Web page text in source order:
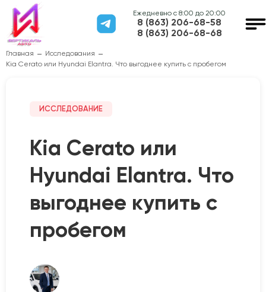
Ежедневно с 8:00 до 20:00
8 (863) 206-68-58
8 (863) 206-68-68
Главная
Исследования
Kia Cerato или Hyundai Elantra. Что выгоднее купить с пробегом
ИССЛЕДОВАНИЕ
Kia Cerato или
Hyundai Elantra. Что
выгоднее купить с
пробегом